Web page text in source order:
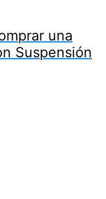
una
Suspensión